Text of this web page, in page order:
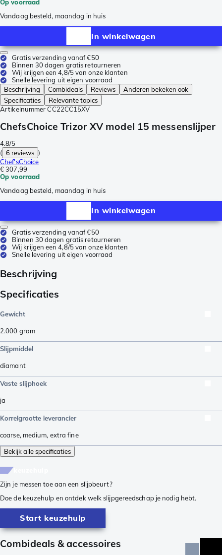
Op voorraad
Vandaag besteld, maandag in huis
In winkelwagen
Gratis verzending vanaf €50
Binnen 30 dagen gratis retourneren
Wij krijgen een 4,8/5 van onze klanten
Snelle levering uit eigen voorraad
Beschrijving
Combideals Reviews
Anderen bekeken ook
Specificaties
Relevante topics
Artikelnummer CC22CC15XV
ChefsChoice Trizor XV model 15 messenslijper
4.8/5
( 6 reviews )
Chef'sChoice
€ 307,99
Op voorraad
Vandaag besteld, maandag in huis
In winkelwagen
Gratis verzending vanaf €50
Binnen 30 dagen gratis retourneren
Wij krijgen een 4,8/5 van onze klanten
Snelle levering uit eigen voorraad
Beschrijving
Specificaties
Gewicht
2.000 gram
Slijpmiddel
diamant
Vaste slijphoek
ja
Korrelgrootte leverancier
coarse, medium, extra fine
Bekijk alle specificaties
Zijn je messen toe aan een slijpbeurt?
Doe de keuzehulp en ontdek welk slijpgereedschap je nodig hebt.
Start keuzehulp
Combideals & accessoires